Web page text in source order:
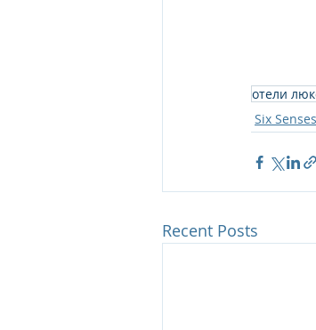
отели
Six
Recent Posts